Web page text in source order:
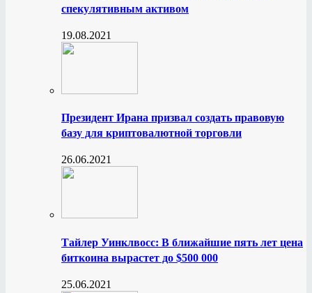
спекулятивным активом
19.08.2021
Президент Ирана призвал создать правовую
базу для криптовалютной торговли
26.06.2021
Тайлер Уинклвосс: В ближайшие пять лет цена
биткоина вырастет до $500 000
25.06.2021